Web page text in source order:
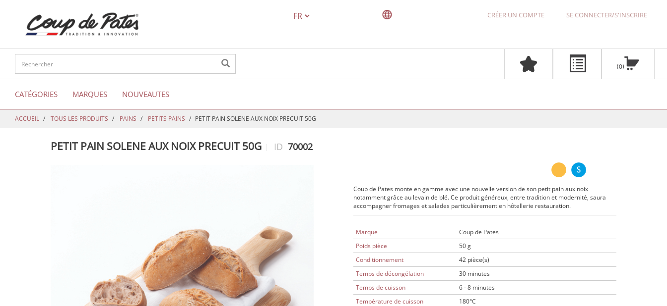
TEXT.LANGUAGE CRÉER UN COMPTE SE CONNECTER/S'INSCRIRE
0
CATÉGORIES MARQUES NOUVEAUTES
ACCUEIL TOUS LES PRODUITS PAINS PETITS PAINS PETIT PAIN SOLENE AUX NOIX PRECUIT 50G
PETIT PAIN SOLENE AUX NOIX PRECUIT 50G ID 70002
Coup de Pates monte en gamme avec une nouvelle version de son petit pain aux noix
notamment grâce au levain de blé. Ce produit généreux, entre tradition et modernité, saura
accompagner fromages et salades particulièrement en hôtellerie restauration.
Marque
Coup de Pates
Poids pièce
50 g
Conditionnement
42 pièce(s)
Temps de décongélation
30 minutes
Temps de cuisson
6 - 8 minutes
Température de cuisson
180°C